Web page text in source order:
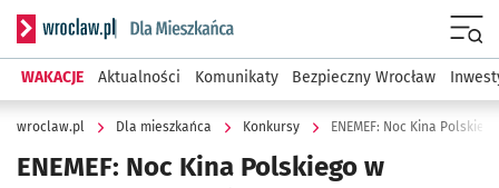
Serwis informacyjny wroclaw.pl podserwis: Dla mieszkańca
WAKACJE Aktualności Komunikaty Bezpieczny Wrocław
wroclaw.pl Dla mieszkańca Konkursy ENEMEF: Noc Kina
ENEMEF: Noc Kina Polskiego w